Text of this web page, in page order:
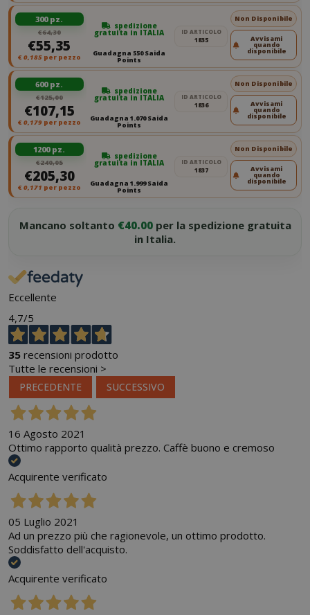
300 pz.
€64,30
€55,35
€ 0,185per pezzo
spedizione
gratuita in ITALIA
Guadagna 550 Saida
Points
ID ARTICOLO
1835
Non Disponibile
Avvisami
quando
disponibile
600 pz.
€125,00
€107,15
€ 0,179per pezzo
spedizione
gratuita in ITALIA
Guadagna 1.070 Saida
Points
ID ARTICOLO
1836
Non Disponibile
Avvisami
quando
disponibile
1200 pz.
€240,05
€205,30
€ 0,171 per pezzo
spedizione
gratuita in ITALIA
Guadagna 1.999 Saida
Points
ID ARTICOLO
1837
Non Disponibile
Avvisami
quando
disponibile
Mancano soltanto €40.00per la spedizione gratuita
in Italia.
Eccellente
4,7/5
35 recensioni prodotto
Tutte le recensioni >
PRECEDENTE SUCCESSIVO
16 Agosto 2021
Ottimo rapporto qualità prezzo. Caffè buono e cremoso
Acquirente verificato
05 Luglio 2021
Ad un prezzo più che ragionevole, un ottimo prodotto.
Soddisfatto dell'acquisto.
Acquirente verificato